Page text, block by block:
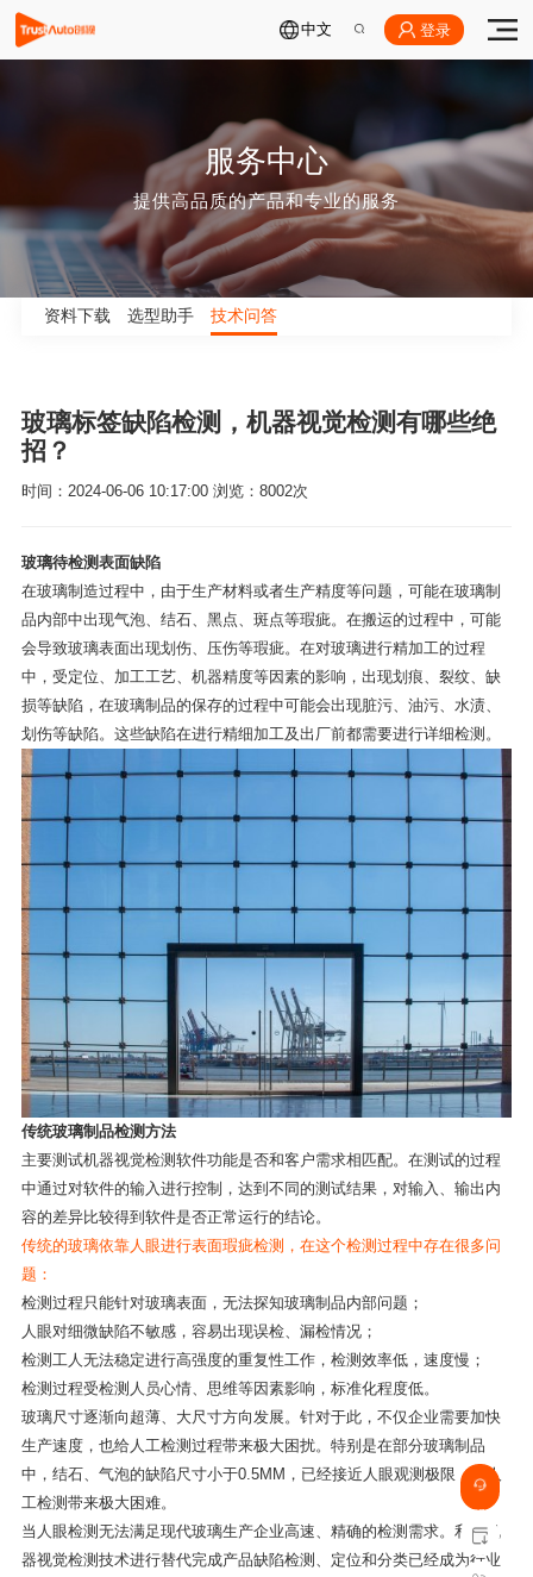
中文 登录
服务中心
提供高品质的产品和专业的服务
资料下载 选型助手 技术问答
玻璃标签缺陷检测，机器视觉检测有哪些绝
招？
时间：2024-06-06 10:17:00 浏览：8002次
玻璃待检测表面缺陷
在玻璃制造过程中，由于生产材料或者生产精度等问题，可能在玻璃制
品内部中出现气泡、结石、黑点、斑点等瑕疵。在搬运的过程中，可能
会导致玻璃表面出现划伤、压伤等瑕疵。在对玻璃进行精加工的过程
中，受定位、加工工艺、机器精度等因素的影响，出现划痕、裂纹、缺
损等缺陷，在玻璃制品的保存的过程中可能会出现脏污、油污、水渍、
划伤等缺陷。这些缺陷在进行精细加工及出厂前都需要进行详细检测。
传统玻璃制品检测方法
主要测试机器视觉检测软件功能是否和客户需求相匹配。在测试的过程
中通过对软件的输入进行控制，达到不同的测试结果，对输入、输出内
容的差异比较得到软件是否正常运行的结论。
传统的玻璃依靠人眼进行表面瑕疵检测，在这个检测过程中存在很多问
题：
检测过程只能针对玻璃表面，无法探知玻璃制品内部问题；
人眼对细微缺陷不敏感，容易出现误检、漏检情况；
检测工人无法稳定进行高强度的重复性工作，检测效率低，速度慢；
检测过程受检测人员心情、思维等因素影响，标准化程度低。
玻璃尺寸逐渐向超薄、大尺寸方向发展。针对于此，不仅企业需要加快
生产速度，也给人工检测过程带来极大困扰。特别是在部分玻璃制品
中，结石、气泡的缺陷尺寸小于0.5MM，已经接近人眼观测极限，给人
工检测带来极大困难。
当人眼检测无法满足现代玻璃生产企业高速、精确的检测需求。利用机
器视觉检测技术进行替代完成产品缺陷检测、定位和分类已经成为行业